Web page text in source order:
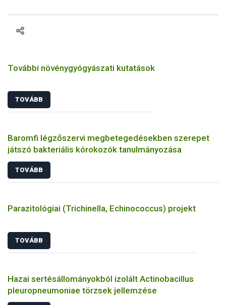
vonni az ebek viselkedésének megítélésében jártas szakértőt.
További növénygyógyászati kutatások
TOVÁBB
Baromfi légzőszervi megbetegedésekben szerepet
játszó bakteriális kórokozók tanulmányozása
TOVÁBB
Parazitológiai (Trichinella, Echinococcus) projekt
TOVÁBB
Hazai sertésállományokból izolált Actinobacillus
pleuropneumoniae törzsek jellemzése